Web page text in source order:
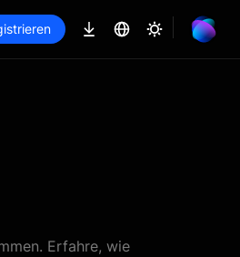
Erfahre, wie